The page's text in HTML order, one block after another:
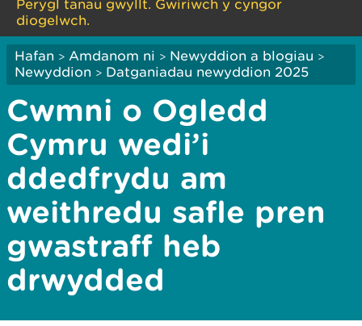
Perygl tanau gwyllt. Gwiriwch y cyngor
diogelwch.
Hafan > Amdanom ni > Newyddion a blogiau >
Newyddion > Datganiadau newyddion 2025
Cwmni o Ogledd
Cymru wedi’i
ddedfrydu am
weithredu safle pren
gwastraff heb
drwydded